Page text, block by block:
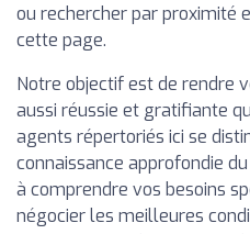
ou rechercher par proximité
cette page.
Notre objectif est de rendre
aussi réussie et gratifiante
agents répertoriés ici se
connaissance approfondie
à comprendre vos besoins
négocier les meilleures